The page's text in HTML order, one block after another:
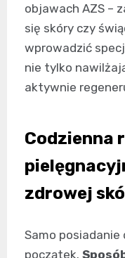
objawach AZS –
się skóry czy
wprowadzić
nie tylko
aktywnie
Codzienna
zdrowej
Samo
początek.